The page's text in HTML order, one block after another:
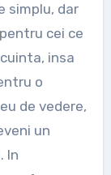
simplu, dar
cei ce
insa
o
de vedere,
un
In